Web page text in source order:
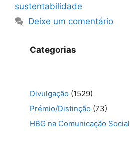
sustentabilidade
Deixe um comentário
Categorias
Divulgação (1529)
Prémio/Distinção (73)
HBG na Comunicação Social